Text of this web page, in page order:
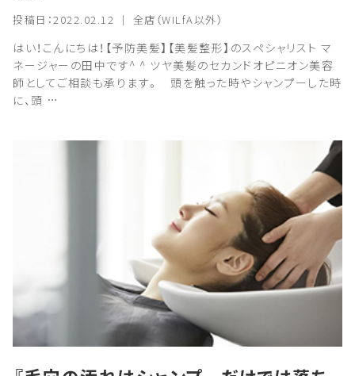
投稿日：2022.02.12 ｜ 全店（WILfA以外）
はい！こんにちは！【予防美髪】【美髪整形】のスペシャリスト マ
ネージャーの田中です^ ^ ツヤ美髪のセカンドオピニオン美容
師としてご相談も承ります。 頭を触った時やシャンプーした時
に、頭 …